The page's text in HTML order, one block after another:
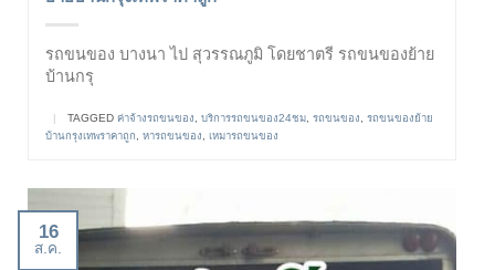
รถขนของ บางนา ไป สุวรรณภูมิ โดยชาตรี รถขนของย้าย
บ้านกรุ
| TAGGED ค่าจ้างรถขนของ บริการรถขนของ24ชม รถขนของ
รถขนของย้าย
บ้านกรุงเทพราคาถูก
หารถขนของ เหมารถขนของ
16
ส.ค.